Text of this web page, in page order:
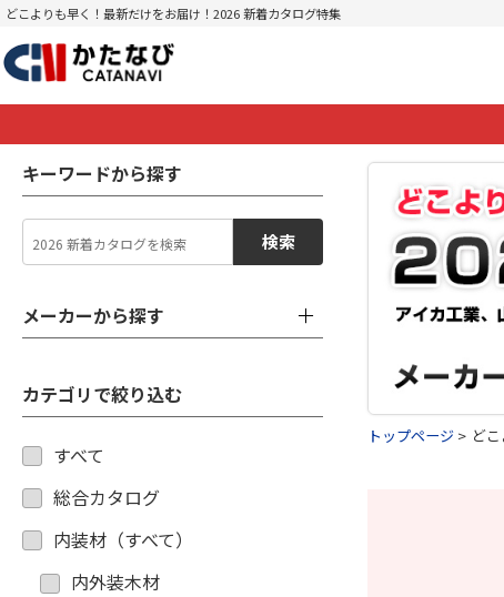
どこよりも早く！最新だけをお届け！2026 新着カタログ特集
キーワードから探す
検索
メーカーから探す
カテゴリで絞り込む
すべて
総合カタログ
内装材（すべて）
内外装木材
トップページ ど